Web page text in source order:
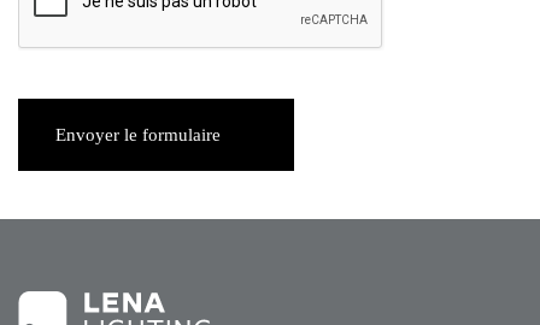
Envoyer le formulaire